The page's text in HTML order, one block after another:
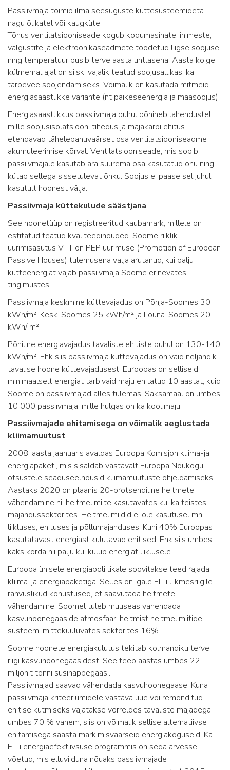
Passiivmaja toimib ilma seesuguste küttesüsteemideta
nagu õlikatel või kaugküte.
Tõhus ventilatsiooniseade kogub kodumasinate, inimeste,
valgustite ja elektroonikaseadmete toodetud liigse soojuse
ning temperatuur püsib terve aasta ühtlasena. Aasta kõige
külmemal ajal on siiski vajalik teatud soojusallikas, ka
tarbevee soojendamiseks. Võimalik on kasutada mitmeid
energiasäästlikke variante (nt päikeseenergia ja maasoojus).
Energiasäästlikkus passiivmaja puhul põhineb lahendustel,
mille soojusisolatsioon, tihedus ja majakarbi ehitus
etendavad tähelepanuväärset osa ventilatsiooniseadme
akumuleerimise kõrval. Ventilatsiooniseade, mis sobib
passiivmajale kasutab ära suurema osa kasutatud õhu ning
kütab sellega sissetulevat õhku. Soojus ei pääse sel juhul
kasutult hoonest välja.
Passiivmaja küttekulude säästjana
See hoonetüüp on registreeritud kaubamärk, millele on
estitatud teatud kvaliteedinõuded. Soome riiklik
uurimisasutus VTT on PEP uurimuse (Promotion of European
Passive Houses) tulemusena välja arutanud, kui palju
kütteenergiat vajab passiivmaja Soome erinevates
tingimustes.
Passiivmaja keskmine küttevajadus on Põhja-Soomes 30
kWh/m², Kesk-Soomes 25 kWh/m² ja Lõuna-Soomes 20
kWh/ m².
Põhiline energiavajadus tavaliste ehitiste puhul on 130-140
kWh/m². Ehk siis passiivmaja küttevajadus on vaid neljandik
tavalise hoone küttevajadusest. Euroopas on selliseid
minimaalselt energiat tarbivaid maju ehitatud 10 aastat, kuid
Soome on passiivmajad alles tulemas. Saksamaal on umbes
10 000 passiivmaja, mille hulgas on ka koolimaju.
Passiivmajade ehitamisega on võimalik aeglustada
kliimamuutust
2008. aasta jaanuaris avaldas Euroopa Komisjon kliima-ja
energiapaketi, mis sisaldab vastavalt Euroopa Nõukogu
otsustele seaduseelnõusid kliimamuutuste ohjeldamiseks.
Aastaks 2020 on plaanis 20-protsendiline heitmete
vähendamine nii heitmelimiite kasutavates kui ka teistes
majandussektorites. Heitmelimiidid ei ole kasutusel mh
liikluses, ehituses ja põllumajanduses. Kuni 40% Euroopas
kasutatavast energiast kulutavad ehitised. Ehk siis umbes
kaks korda nii palju kui kulub energiat liiklusele.
Euroopa ühisele energiapoliitikale soovitakse teed rajada
kliima-ja energiapaketiga. Selles on igale EL-i liikmesriigile
rahvuslikud kohustused, et saavutada heitmete
vähendamine. Soomel tuleb muuseas vähendada
kasvuhoonegaaside atmosfääri heitmist heitmelimiitide
süsteemi mittekuuluvates sektorites 16%.
Soome hoonete energiakulutus tekitab kolmandiku terve
riigi kasvuhoonegaasidest. See teeb aastas umbes 22
miljonit tonni süsihappegaasi.
Passiivmajad saavad vähendada kasvuhoonegaase. Kuna
passiivmaja kriteeriumidele vastava uue või remonditud
ehitise kütmiseks vajatakse võrreldes tavaliste majadega
umbes 70 % vähem, siis on võimalik sellise alternatiivse
ehitamisega säästa märkimisväärseid energiakoguseid. Ka
EL-i energiaefektiivsuse programmis on seda arvesse
võetud, mis elluviiduna nõuaks passiivmajade